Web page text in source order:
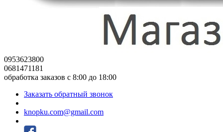
0953623800
0681471181
обработка заказов с 8:00 до 18:00
Заказать обратный звонок
knopku.com@gmail.com